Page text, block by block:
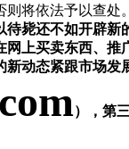
将依法予以查处。
毙还不如开辟
上买卖东西、
动态紧跟市场发
），第